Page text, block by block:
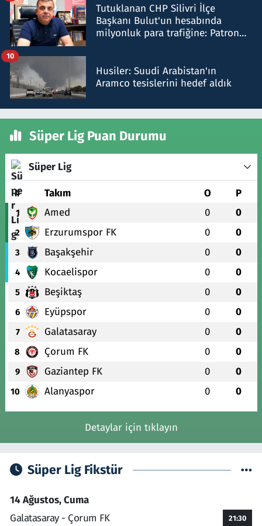
Tutuklanan CHP Silivri İlçe
Başkanı Bulut'un hesabında
milyonluk para trafiğine: Patron
Husiler: Suudi Arabistan'ın
Aramco tesislerini hedef aldık
10
Süper Lig Puan Durumu
Süper Lig
# Takım O P
1 Amed 0 0
2 Erzurumspor FK 0 0
3 Başakşehir 0 0
4 Kocaelispor 0 0
5 Beşiktaş 0 0
6 Eyüpspor 0 0
7 Galatasaray 0 0
8 Çorum FK 0 0
9 Gaziantep FK 0 0
10 Alanyaspor 0 0
Detaylar için tıklayın
Süper Lig Fikstür
14 Ağustos, Cuma
Galatasaray - Çorum FK
21:30